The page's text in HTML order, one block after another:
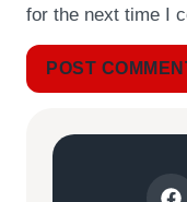
for the next time I